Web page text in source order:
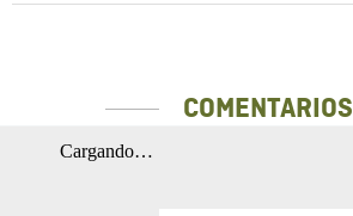
COMENTARIOS
Cargando…